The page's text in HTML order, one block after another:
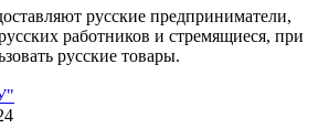
русские предприниматели,
работников и стремящиеся, при
русские товары.